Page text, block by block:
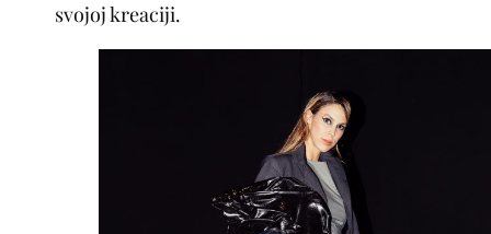
svojoj kreaciji.